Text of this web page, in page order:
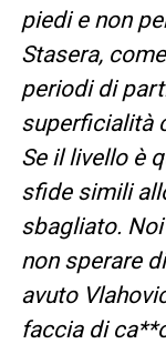
piedi e non
Stasera,
periodi di
superficialità
Se il livello è
sfide simili
sbagliato.
non sperare
avuto
faccia di